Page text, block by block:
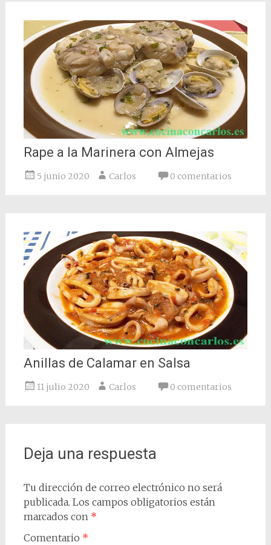
Rape a la Marinera con Almejas
5 junio 2020 Carlos 0 comentarios
Anillas de Calamar en Salsa
11 julio 2020 Carlos 0 comentarios
Deja una respuesta
Tu dirección de correo electrónico no será
publicada. Los campos obligatorios están
marcados con *
Comentario *